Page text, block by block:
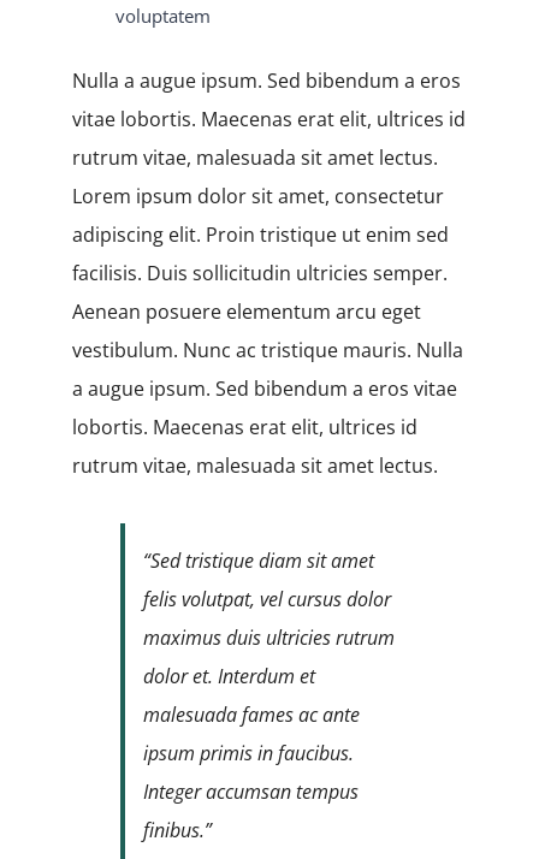
voluptatem
Nulla a augue ipsum. Sed bibendum a eros
vitae lobortis. Maecenas erat elit, ultrices id
rutrum vitae, malesuada sit amet lectus.
Lorem ipsum dolor sit amet, consectetur
adipiscing elit. Proin tristique ut enim sed
facilisis. Duis sollicitudin ultricies semper.
Aenean posuere elementum arcu eget
vestibulum. Nunc ac tristique mauris. Nulla
a augue ipsum. Sed bibendum a eros vitae
lobortis. Maecenas erat elit, ultrices id
rutrum vitae, malesuada sit amet lectus.
“Sed tristique diam sit amet
felis volutpat, vel cursus dolor
maximus duis ultricies rutrum
dolor et. Interdum et
malesuada fames ac ante
ipsum primis in faucibus.
Integer accumsan tempus
finibus.”